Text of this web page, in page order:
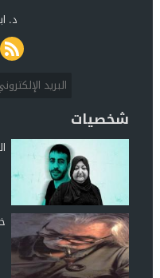
د.
شخصيات